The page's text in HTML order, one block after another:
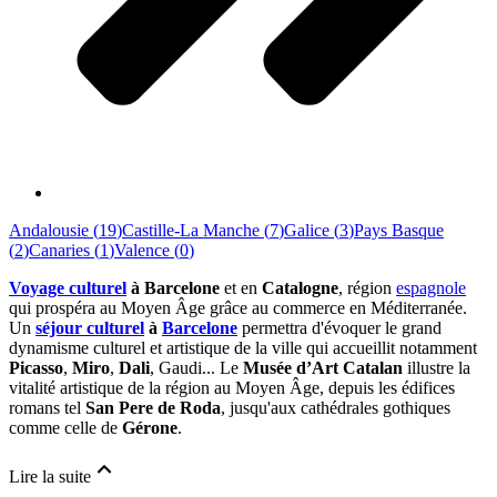
Andalousie (19)Castille-La Manche (7)Galice (3)Pays Basque
(2)Canaries (1)Valence (0)
Voyage culturel à Barcelone et en Catalogne, région espagnole
qui prospéra au Moyen Âge grâce au commerce en Méditerranée.
Un séjour culturel à Barcelone permettra d'évoquer le grand
dynamisme culturel et artistique de la ville qui accueillit notamment
Picasso, Miro, Dali, Gaudi... Le Musée d’Art Catalan illustre la
vitalité artistique de la région au Moyen Âge, depuis les édifices
romans tel San Pere de Roda, jusqu'aux cathédrales gothiques
comme celle de Gérone.
Lire la suite